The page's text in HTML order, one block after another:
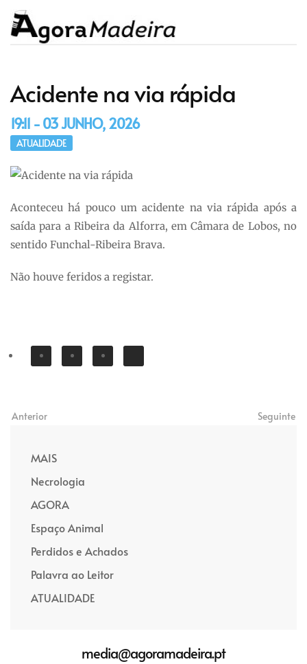
Acidente na via rápida
19:11 - 03 JUNHO, 2026
ATUALIDADE
Aconteceu há pouco um acidente na via rápida após a
saída para a Ribeira da Alforra, em Câmara de Lobos, no
sentido Funchal-Ribeira Brava.
Não houve feridos a registar.
Anterior Seguinte
MAIS
Necrologia
AGORA
Espaço Animal
Perdidos e Achados
Palavra ao Leitor
ATUALIDADE
media@agoramadeira.pt